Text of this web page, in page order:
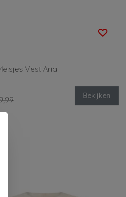
Vest Aria
Bekijken